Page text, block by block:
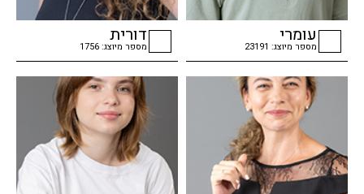
checkbox
עומרי
מספר מיוצג: 23191
checkbox
דורית
מספר מיוצג: 1756